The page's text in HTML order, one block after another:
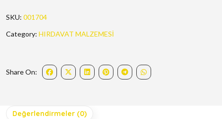
SKU: 001704
Category: HIRDAVAT MALZEMESİ
Share On:
Değerlendirmeler (0)